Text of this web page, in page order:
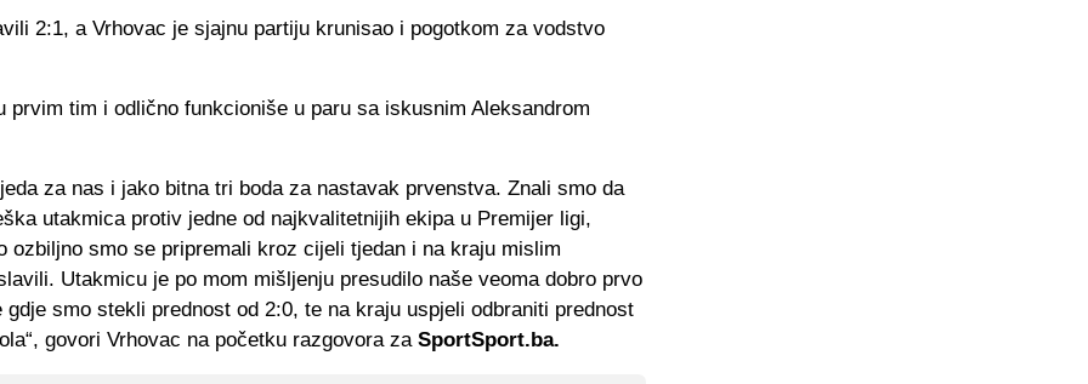
2:1, a Vrhovac je sjajnu partiju krunisao i pogotkom za vodstvo
prvim tim i odlično funkcioniše u paru sa iskusnim Aleksandrom
za nas i jako bitna tri boda za nastavak prvenstva. Znali smo da
utakmica protiv jedne od najkvalitetnijih ekipa u Premijer ligi,
ozbiljno smo se pripremali kroz cijeli tjedan i na kraju mislim
Utakmicu je po mom mišljenju presudilo naše veoma dobro prvo
gdje smo stekli prednost od 2:0, te na kraju uspjeli odbraniti prednost
govori Vrhovac na početku razgovora za SportSport.ba.